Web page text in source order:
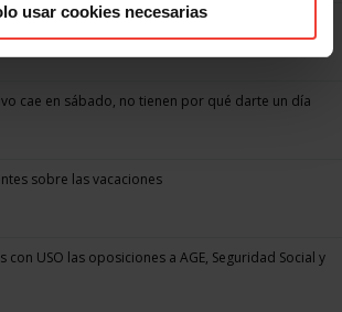
usar cookies necesarias
descargar la app de USO
cae en sábado, no tienen por qué darte un día
sobre las vacaciones
con USO las oposiciones a AGE, Seguridad Social y